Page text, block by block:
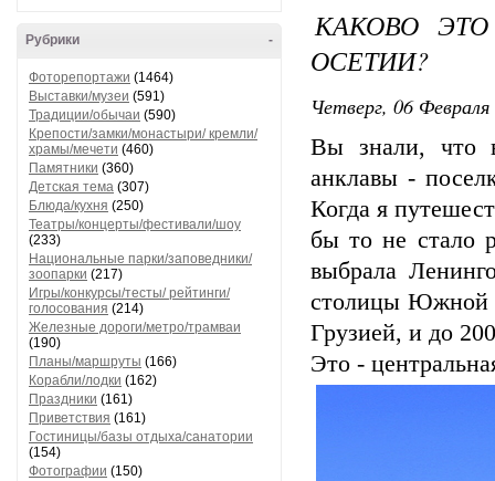
-
Рубрики
Фоторепортажи (1464)
Выставки/музеи (591)
Традиции/обычаи (590)
Крепости/замки/монастыри/ кремли/
храмы/мечети (460)
Памятники (360)
Детская тема (307)
Блюда/кухня (250)
Театры/концерты/фестивали/шоу
(233)
Национальные парки/заповедники/
зоопарки (217)
Игры/конкурсы/тесты/ рейтинги/
голосования (214)
Железные дороги/метро/трамваи
(190)
Планы/маршруты (166)
Корабли/лодки (162)
Праздники (161)
Приветствия (161)
Гостиницы/базы отдыха/санатории
(154)
Фотографии (150)
КАКОВО
ОСЕТИИ?
Четверг, 06
Вы знали, что
анклавы -
Когда я
бы то не стало
выбрала
столицы Южной
Грузией, и до
Это -